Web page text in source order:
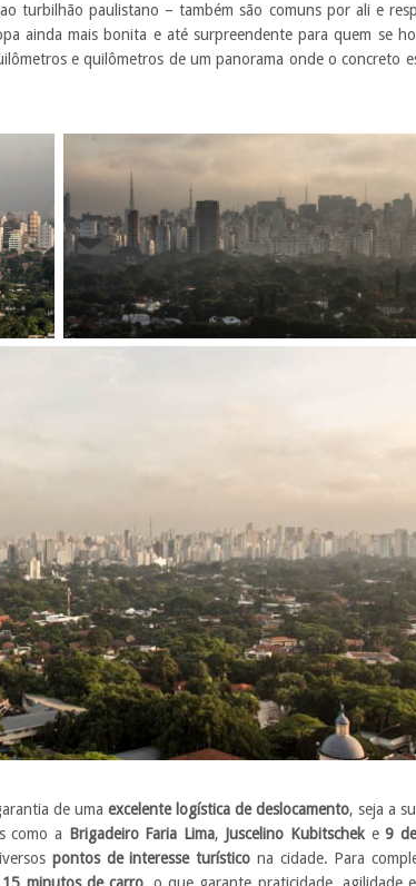
turbilhão paulistano – também são comuns por ali e
ainda mais bonita e até surpreendente para quem se
e quilômetros de um panorama onde o concreto
de uma excelente logística de deslocamento, seja a
como a Brigadeiro Faria Lima, Juscelino Kubitschek e9
pontos de interesse turístico na cidade. Para